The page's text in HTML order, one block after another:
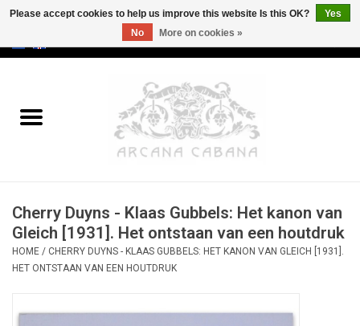
Old & Rare
Erotica
Curio
Cherry Duyns - Klaas Gubbels: Het kanon van
Gleich [1931]. Het ontstaan van een houtdruk
HOME / CHERRY DUYNS - KLAAS GUBBELS: HET KANON VAN GLEICH [1931].
HET ONTSTAAN VAN EEN HOUTDRUK
Please accept cookies to help us improve this website Is this OK?
Yes
No
More on cookies »